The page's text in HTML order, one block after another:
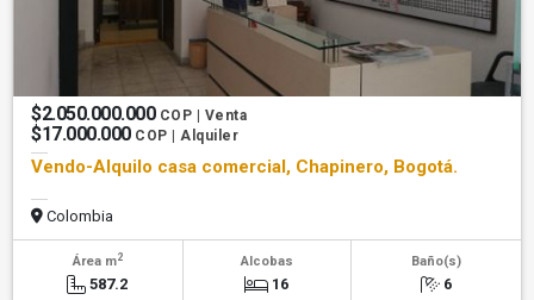
$2.050.000.000 COP | Venta
$17.000.000 COP | Alquiler
Vendo-Alquilo casa comercial, Chapinero, Bogotá.
Colombia
Área m2
587.2
Alcobas
16
Baño(s)
6